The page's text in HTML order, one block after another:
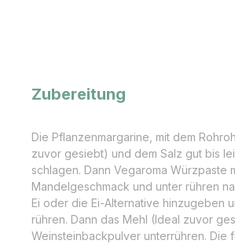
Zubereitung
Die Pflanzenmargarine, mit dem
zuvor gesiebt) und dem Salz gut bis
schlagen. Dann Vegaroma Würzpaste
Mandelgeschmack und unter rühren
Ei oder die Ei-Alternative hinzugeben
rühren. Dann das Mehl (Ideal zuvor
Weinsteinbackpulver unterrühren. Die